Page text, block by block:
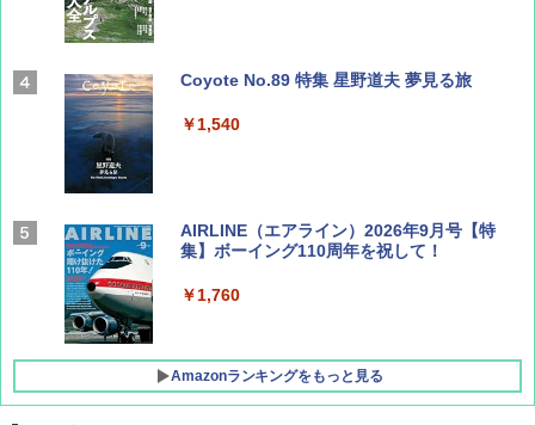
Coyote No.89 特集 星野道夫 夢見る旅
￥1,540
AIRLINE（エアライン）2026年9月号【特
集】ボーイング110周年を祝して！
￥1,760
Amazonランキングをもっと見る